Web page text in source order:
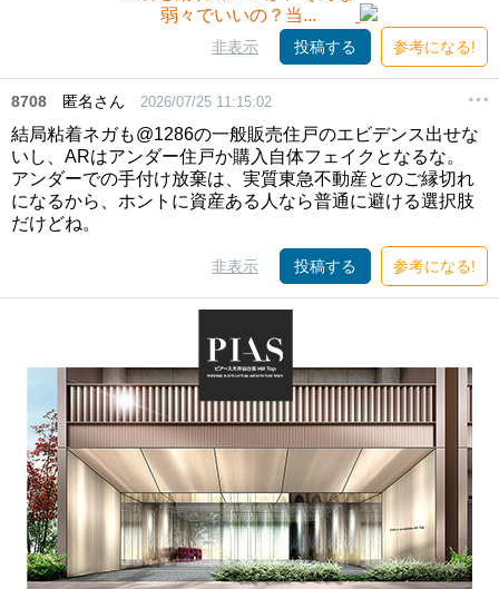
非表示 投稿する 参考になる!
8708 匿名さん 2026/07/25 11:15:02
結局粘着ネガも@1286の一般販売住戸のエビデンス出せな
いし、ARはアンダー住戸か購入自体フェイクとなるな。
アンダーでの手付け放棄は、実質東急不動産とのご縁切れ
になるから、ホントに資産ある人なら普通に避ける選択肢
だけどね。
非表示 投稿する 参考になる!